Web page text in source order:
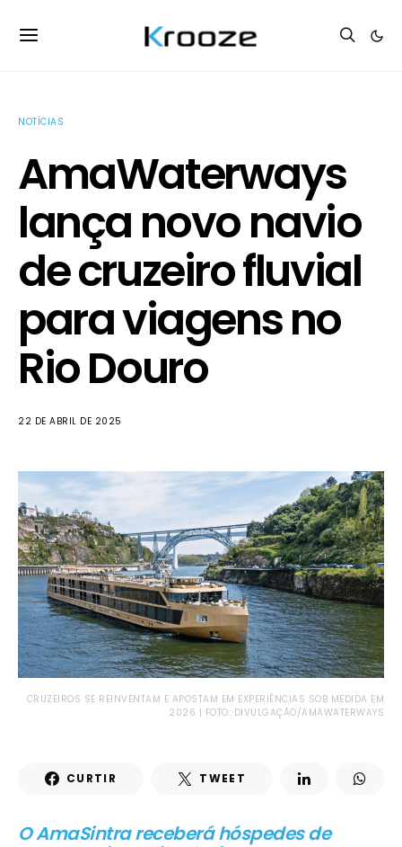
NOTÍCIAS
AmaWaterways
lança novo navio
de cruzeiro fluvial
para viagens no
Rio Douro
22 DE ABRIL DE 2025
CRUZEIROS SE REINVENTAM E APOSTAM EM EXPERIÊNCIAS SOB MEDIDA EM
2026 | FOTO: DIVULGAÇÃO/AMAWATERWAYS
CURTIR TWEET
O AmaSintra receberá hóspedes de